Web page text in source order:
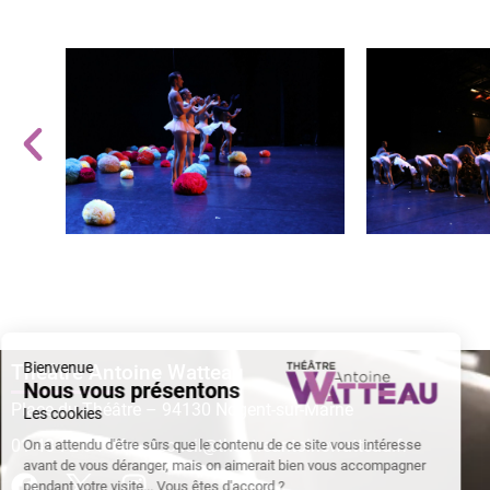
Théâtre Antoine Watteau
Place du Théâtre – 94130 Nogent-sur-Marne
01 48 72 94 94–accueil@theatreantoinewatteau.fr